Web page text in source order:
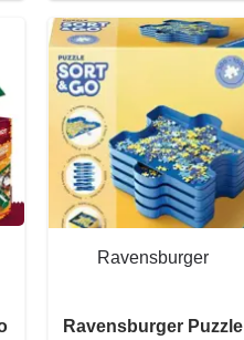
Ravensburger
Ravensburger Puzzle